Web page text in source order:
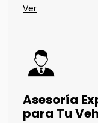
Asesoría
para Tu